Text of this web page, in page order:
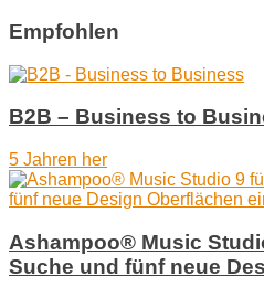
Empfohlen
B2B – Business to
5 Jahren her
Ashampoo® Music
Suche und fünf neue